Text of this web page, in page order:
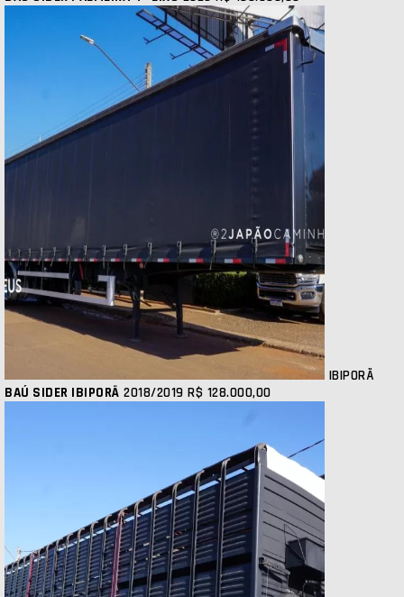
IBIPORÃ
BAÚ SIDER IBIPORÃ 2018/2019 R$ 128.000,00